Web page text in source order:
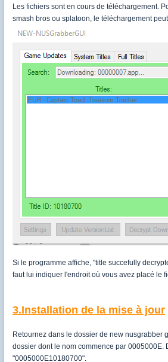
Les fichiers sont en cours de téléchargement.
smash bros ou splatoon, le téléchargement
Si le programme affiche, "title succefully
faut lui indiquer l'endroit où vous avez placé le
3.Installation de la mise à jour
Retournez dans le dossier de new nusgrabber
dossier dont le nom commence par 0005000E.
"0005000E10180700".